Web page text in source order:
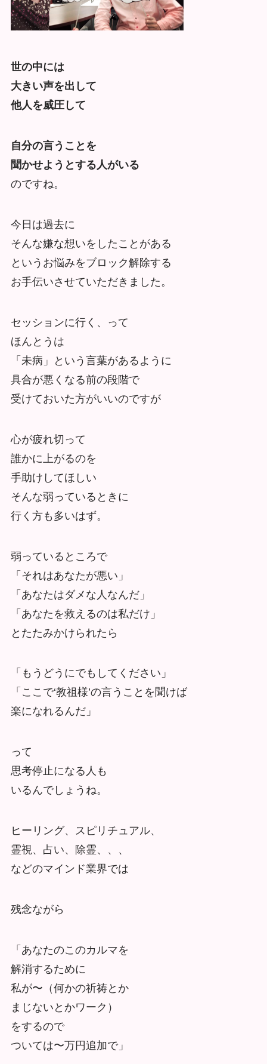
世の中には
大きい声を出して
他人を威圧して
自分の言うことを
聞かせようとする人がいる
のですね。
今日は過去に
そんな嫌な想いをしたことがある
というお悩みをブロック解除する
お手伝いさせていただきました。
セッションに行く、って
ほんとうは
「未病」という言葉があるように
具合が悪くなる前の段階で
受けておいた方がいいのですが
心が疲れ切って
誰かに上がるのを
手助けしてほしい
そんな弱っているときに
行く方も多いはず。
弱っているところで
「それはあなたが悪い」
「あなたはダメな人なんだ」
「あなたを救えるのは私だけ」
とたたみかけられたら
「もうどうにでもしてください」
「ここで‘教祖様’の言うことを聞けば
楽になれるんだ」
って
思考停止になる人も
いるんでしょうね。
ヒーリング、スピリチュアル、
霊視、占い、除霊、、、
などのマインド業界では
残念ながら
「あなたのこのカルマを
解消するために
私が〜（何かの祈祷とか
まじないとかワーク）
をするので
ついては〜万円追加で」